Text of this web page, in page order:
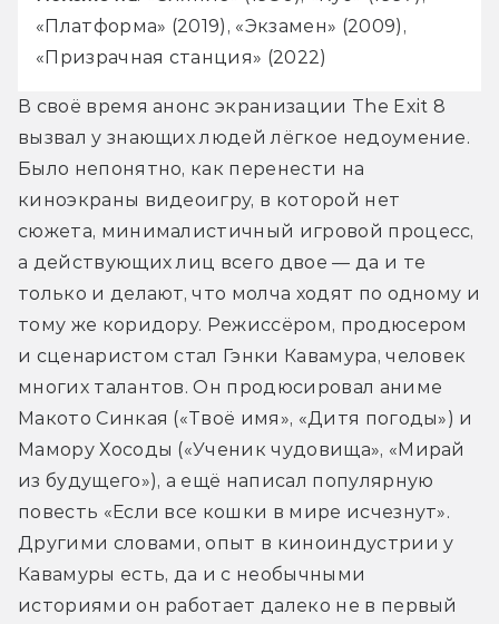
«Платформа» (2019), «Экзамен» (2009),
«Призрачная станция» (2022)
В своё время анонс экранизации The Exit 8
вызвал у знающих людей лёгкое недоумение.
Было непонятно, как перенести на
киноэкраны видеоигру, в которой нет
сюжета, минималистичный игровой процесс,
а действующих лиц всего двое — да и те
только и делают, что молча ходят по одному и
тому же коридору. Режиссёром, продюсером
и сценаристом стал Гэнки Кавамура, человек
многих талантов. Он продюсировал аниме
Макото Синкая («Твоё имя», «Дитя погоды») и
Мамору Хосоды («Ученик чудовища», «Мирай
из будущего»), а ещё написал популярную
повесть «Если все кошки в мире исчезнут».
Другими словами, опыт в киноиндустрии у
Кавамуры есть, да и с необычными
историями он работает далеко не в первый